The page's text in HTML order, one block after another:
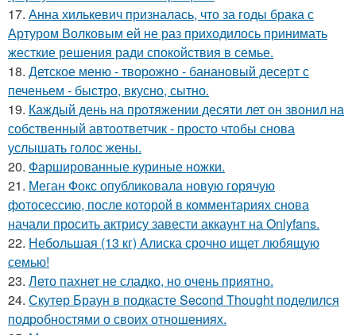
17. Анна хилькевич призналась, что за годы брака с
Артуром Волковым ей не раз приходилось принимать
жесткие решения ради спокойствия в семье.
18. Детское меню - творожно - банановый десерт с
печеньем - быстро, вкусно, сытно.
19. Каждый день на протяжении десяти лет он звонил на
собственный автоответчик - просто чтобы снова
услышать голос жены.
20. Фаршированные куриные ножки.
21. Меган Фокс опубликовала новую горячую
фотосессию, после которой в комментариях снова
начали просить актрису завести аккаунт на Onlyfans.
22. Небольшая (13 кг) Алиска срочно ищет любящую
семью!
23. Лето пахнет не сладко, но очень приятно.
24. Скутер Браун в подкасте Second Thought поделился
подробностями о своих отношениях.